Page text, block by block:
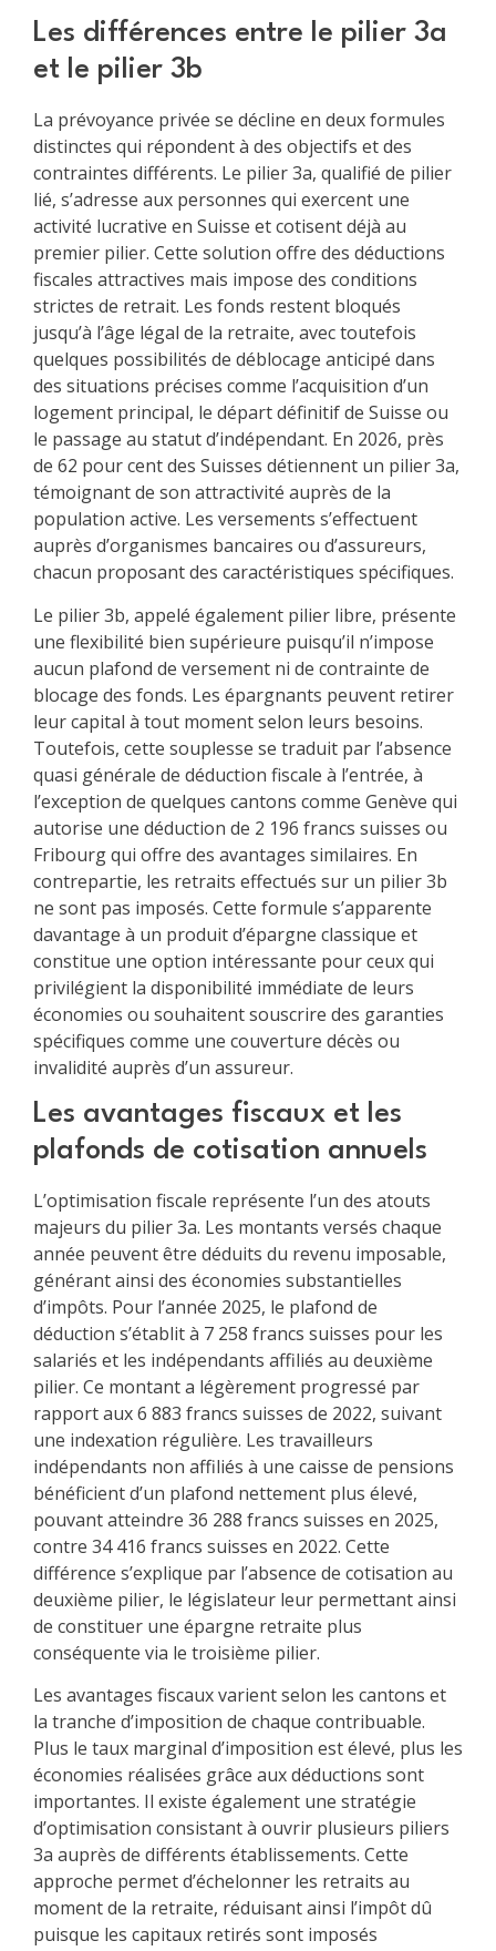
Les différences entre le pilier 3a
et le pilier 3b
La prévoyance privée se décline en deux formules
distinctes qui répondent à des objectifs et des
contraintes différents. Le pilier 3a, qualifié de pilier
lié, s’adresse aux personnes qui exercent une
activité lucrative en Suisse et cotisent déjà au
premier pilier. Cette solution offre des déductions
fiscales attractives mais impose des conditions
strictes de retrait. Les fonds restent bloqués
jusqu’à l’âge légal de la retraite, avec toutefois
quelques possibilités de déblocage anticipé dans
des situations précises comme l’acquisition d’un
logement principal, le départ définitif de Suisse ou
le passage au statut d’indépendant. En 2026, près
de 62 pour cent des Suisses détiennent un pilier 3a,
témoignant de son attractivité auprès de la
population active. Les versements s’effectuent
auprès d’organismes bancaires ou d’assureurs,
chacun proposant des caractéristiques spécifiques.
Le pilier 3b, appelé également pilier libre, présente
une flexibilité bien supérieure puisqu’il n’impose
aucun plafond de versement ni de contrainte de
blocage des fonds. Les épargnants peuvent retirer
leur capital à tout moment selon leurs besoins.
Toutefois, cette souplesse se traduit par l’absence
quasi générale de déduction fiscale à l’entrée, à
l’exception de quelques cantons comme Genève qui
autorise une déduction de 2 196 francs suisses ou
Fribourg qui offre des avantages similaires. En
contrepartie, les retraits effectués sur un pilier 3b
ne sont pas imposés. Cette formule s’apparente
davantage à un produit d’épargne classique et
constitue une option intéressante pour ceux qui
privilégient la disponibilité immédiate de leurs
économies ou souhaitent souscrire des garanties
spécifiques comme une couverture décès ou
invalidité auprès d’un assureur.
Les avantages fiscaux et les
plafonds de cotisation annuels
L’optimisation fiscale représente l’un des atouts
majeurs du pilier 3a. Les montants versés chaque
année peuvent être déduits du revenu imposable,
générant ainsi des économies substantielles
d’impôts. Pour l’année 2025, le plafond de
déduction s’établit à 7 258 francs suisses pour les
salariés et les indépendants affiliés au deuxième
pilier. Ce montant a légèrement progressé par
rapport aux 6 883 francs suisses de 2022, suivant
une indexation régulière. Les travailleurs
indépendants non affiliés à une caisse de pensions
bénéficient d’un plafond nettement plus élevé,
pouvant atteindre 36 288 francs suisses en 2025,
contre 34 416 francs suisses en 2022. Cette
différence s’explique par l’absence de cotisation au
deuxième pilier, le législateur leur permettant ainsi
de constituer une épargne retraite plus
conséquente via le troisième pilier.
Les avantages fiscaux varient selon les cantons et
la tranche d’imposition de chaque contribuable.
Plus le taux marginal d’imposition est élevé, plus les
économies réalisées grâce aux déductions sont
importantes. Il existe également une stratégie
d’optimisation consistant à ouvrir plusieurs piliers
3a auprès de différents établissements. Cette
approche permet d’échelonner les retraits au
moment de la retraite, réduisant ainsi l’impôt dû
puisque les capitaux retirés sont imposés